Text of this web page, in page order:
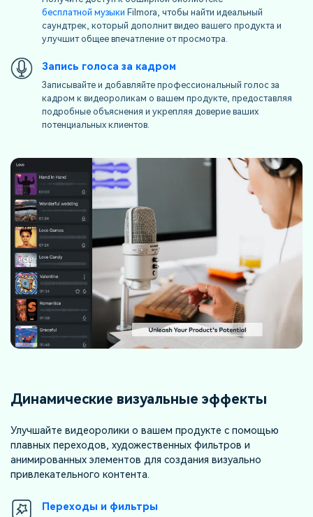
бесплатной музыки Filmora, чтобы найти идеальный
саундтрек, который дополнит видео вашего продукта и
улучшит общее впечатление от просмотра.
Запись голоса за кадром
Записывайте и добавляйте профессиональный голос за
кадром к видеороликам о вашем продукте, предоставляя
подробные объяснения и укрепляя доверие ваших
потенциальных клиентов.
Динамические визуальные эффекты
Улучшайте видеоролики о вашем продукте с помощью
плавных переходов, художественных фильтров и
анимированных элементов для создания визуально
привлекательного контента.
Переходы и фильтры